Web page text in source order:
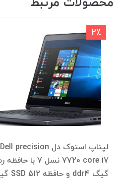
2٪
لپتاپ استوک دل Dell precision
گیگ ddr4 و حافظه SSD 512 گیگ